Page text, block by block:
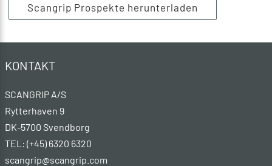
Scangrip Prospekte herunterladen
KONTAKT
SCANGRIP A/S
Rytterhaven 9
DK-5700 Svendborg
TEL: (+45) 6320 6320
scangrip@scangrip.com